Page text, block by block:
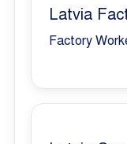
Latvia
Factory